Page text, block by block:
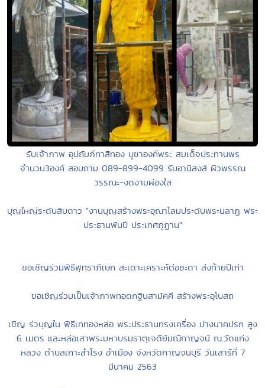
รับเจ้าภาพ อุปถัมภ์ทาสีทอง บูชาองค์พระ สมเด็จประทานพร
จำนวน3องค์ สอบถาม 089-899-4099 รับอานิสงส์ ผิวพรรณ
วรรณะ-งดงามผ่องใส
บุญใหญ่ระดับสิบดาว "งานบุญสร้างพระอุณาโลมประดับพระนลาฏ พระ
ประธานพันปี ประเทศภูฏาน"
ขอเชิญร่วมพิธีพุทธาภิเษก สะเดาะเคราะห์ต่อชะตา ส่งท้ายปีเก่า
ขอเชิญร่วมเป็นเจ้าภาพทอดกฐินสามัคคี สร้างพระอุโบสถ
เชิญ ร่วบุญใน พิธีเททองหล่อ พระประธานทรงเครื่อง ปางนาคปรก สูง
6 เมตร และหล่อเสาพระมหาบรมธาตุเจดีย์มณีกาญจน์ ณ.วัดแก่ง
หลวง ตำบลเกาะสำโรง อำเมือง จังหวัดกาญจนบุรี วันเสาร์ที่ 7
มีนาคม 2563